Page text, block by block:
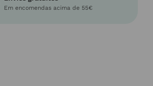
Em encomendas acima de 55€